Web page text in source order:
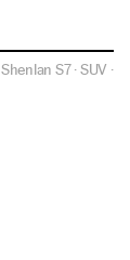
Shenlan S7·SUV ·